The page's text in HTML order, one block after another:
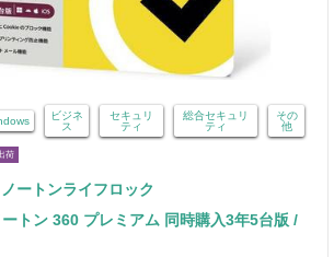
ビジネ
ス
セキュリ
ティ
総合セキュリ
ティ
その
他
荷
ートンライフロック
ートン 360 プレミアム 同時購入3年5台版 /